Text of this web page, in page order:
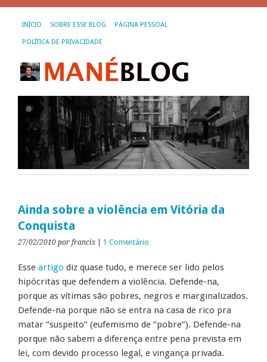
INÍCIO SOBRE ESSE BLOG PÁGINA PESSOAL
POLÍTICA DE PRIVACIDADE
Ainda sobre a violência em Vitória da
Conquista
27/02/2010 por francis 1 Comentário
Esse artigo diz quase tudo, e merece ser lido pelos
hipócritas que defendem a violência. Defende-na,
porque as vítimas são pobres, negros e marginalizados.
Defende-na porque não se entra na casa de rico pra
matar “suspeito” (eufemismo de “pobre”). Defende-na
porque não sabem a diferença entre pena prevista em
lei, com devido processo legal, e vingança privada.